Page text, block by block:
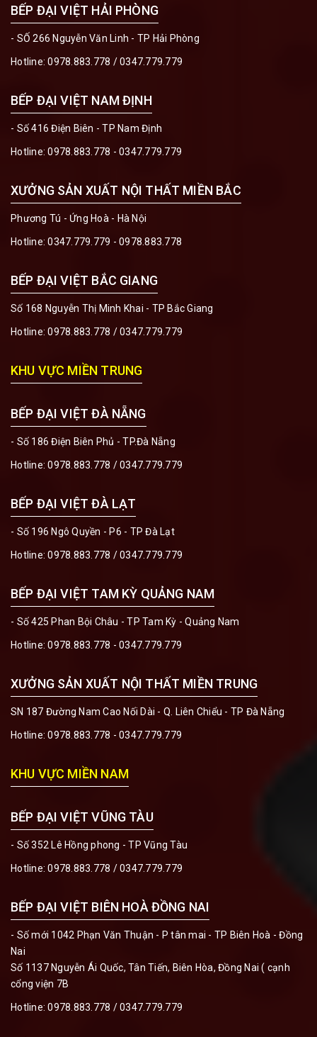
BẾP ĐẠI VIỆT HẢI PHÒNG
- SỐ 266 Nguyễn Văn Linh - TP Hải Phòng
Hotline:0978.883.778 /0347.779.779
BẾP ĐẠI VIỆT NAM ĐỊNH
- Số 416 Điện Biên - TP Nam Định
Hotline:0978.883.778 - 0347.779.779
XƯỞNG SẢN XUẤT NỘI THẤT MIỀN BẮC
Phương Tú - Ứng Hoà - Hà Nội
Hotline:0347.779.779 - 0978.883.778
BẾP ĐẠI VIỆT BẮC GIANG
Số 168 Nguyễn Thị Minh Khai - TP Bắc Giang
Hotline:0978.883.778 /0347.779.779
KHU VỰC MIỀN TRUNG
BẾP ĐẠI VIỆT ĐÀ NẴNG
- Số 186 Điện Biên Phủ - TP.Đà Nẵng
Hotline:0978.883.778 /0347.779.779
BẾP ĐẠI VIỆT ĐÀ LẠT
- Số 196 Ngô Quyền - P6 - TP Đà Lạt
Hotline:0978.883.778 /0347.779.779
BẾP ĐẠI VIỆT TAM KỲ QUẢNG NAM
- Số 425 Phan Bội Châu - TP Tam Kỳ - Quảng Nam
Hotline:0978.883.778 - 0347.779.779
XƯỞNG SẢN XUẤT NỘI THẤT MIỀN TRUNG
SN 187 Đường Nam Cao Nối Dài - Q. Liên Chiểu - TP Đà Nẵng
Hotline:0978.883.778 - 0347.779.779
KHU VỰC MIỀN NAM
BẾP ĐẠI VIỆT VŨNG TÀU
- Số 352 Lê Hồng phong - TP Vũng Tàu
Hotline:0978.883.778 / 0347.779.779
BẾP ĐẠI VIỆT BIÊN HOÀ ĐỒNG NAI
- Số mới 1042 Phạn Văn Thuận - P tân mai - TP Biên Hoà - Đồng
Nai
Số 1137 Nguyễn Ái Quốc, Tân Tiến, Biên Hòa, Đồng Nai ( cạnh
cổng viện 7B
Hotline:0978.883.778 / 0347.779.779